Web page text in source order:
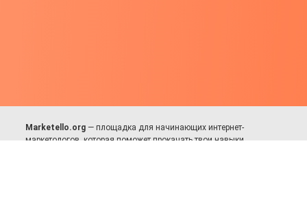
Marketello.org — площадка для начинающих интернет-
маркетологов, которая поможет прокачать твои навыки.